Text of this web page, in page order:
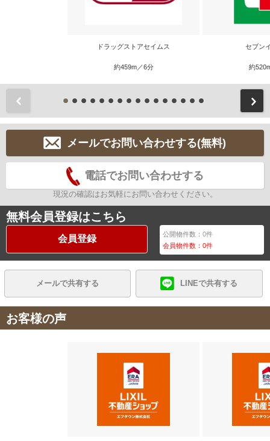
ドラッグストアセイムス
約459m／6分
セブン
約
メールでお問い合わせする(無料)
電話でお問い合わせする
現況の確認はお気軽にお問い合わせください。
無料会員登録はこちら
会員登録 公開物件数：0件
会員物件数：0件
メールで共有する LINEで共有する
お客様の声